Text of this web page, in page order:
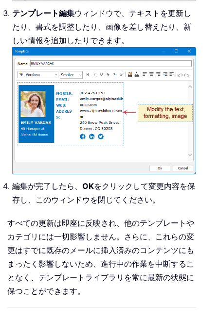
テンプレート編集ウィンドウで、テキストを更新し
たり、書式を調整したり、画像を差し替えたり、新
しい情報を追加したりできます。
編集が完了したら、 OKをクリックして変更内容を保
存し、このウィンドウを閉じてください。
すべての更新は即座に反映され、他のテンプレートや
カテゴリには一切影響しません。さらに、これらの変
更はすでに既存のメールに挿入済みのコンテンツにも
まったく影響しないため、進行中の作業を中断するこ
となく、テンプレートライブラリを常に最新の状態に
保つことができます。